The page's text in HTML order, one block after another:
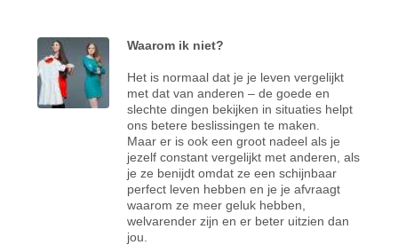
Waarom ik niet?
Het is normaal dat je je leven vergelijkt
met dat van anderen – de goede en
slechte dingen bekijken in situaties helpt
ons betere beslissingen te maken.
Maar er is ook een groot nadeel als je
jezelf constant vergelijkt met anderen, als
je ze benijdt omdat ze een schijnbaar
perfect leven hebben en je je afvraagt
waarom ze meer geluk hebben,
welvarender zijn en er beter uitzien dan
jou.